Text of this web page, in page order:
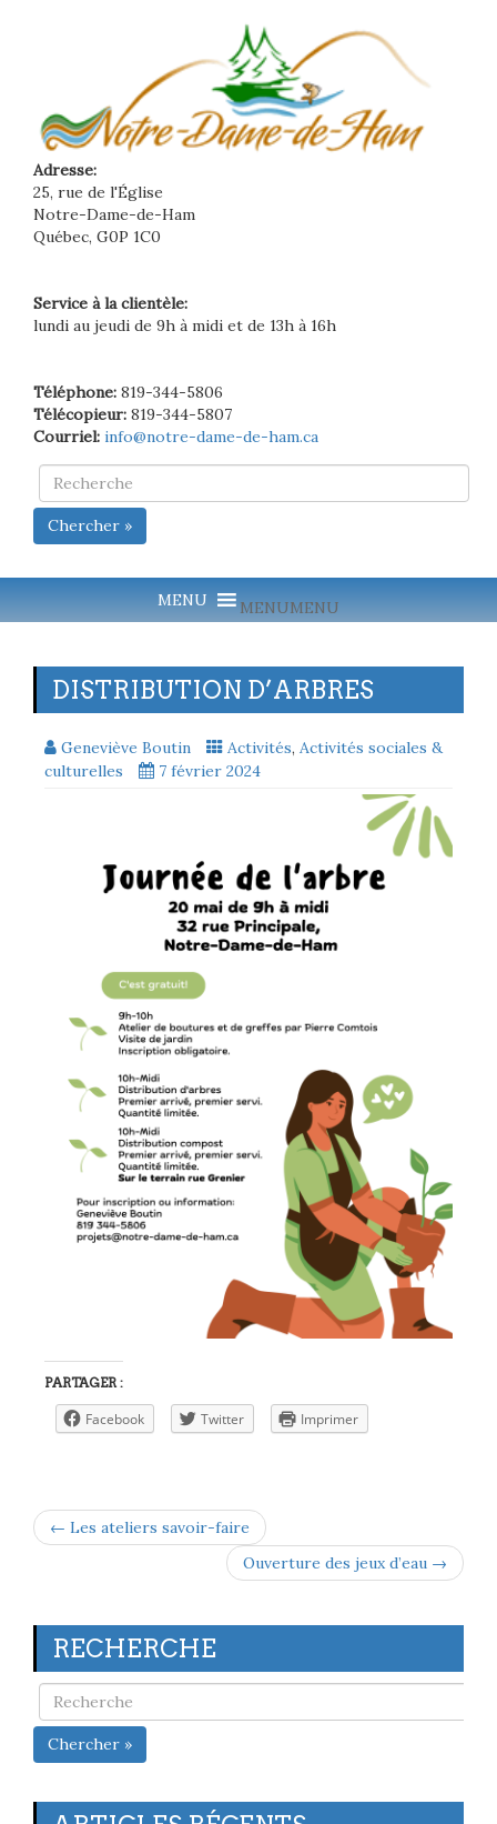
Adresse:
25, rue de l'Église
Notre-Dame-de-Ham
Québec, G0P 1C0
Service à la clientèle:
lundi au jeudi de 9h à midi et de 13h à 16h
Téléphone: 819-344-5806
Télécopieur: 819-344-5807
Courriel: info@notre-dame-de-ham.ca
Chercher »
MENUMENU
DISTRIBUTION D’ARBRES
Geneviève Boutin Activités, Activités sociales &
culturelles
7 février 2024
PARTAGER :
Facebook Twitter Imprimer
← Les ateliers savoir-faire
Ouverture des jeux d’eau →
RECHERCHE
Chercher »